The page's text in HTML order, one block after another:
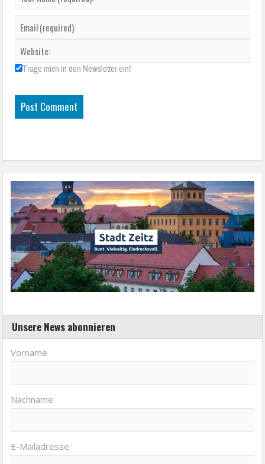
Trage mich in den Newsletter ein!
Unsere News abonnieren
Vorname
Nachname
E-Mailadresse